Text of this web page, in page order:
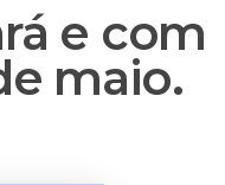
e com
maio.